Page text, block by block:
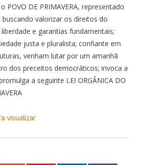
POVO DE PRIMAVERA, representado
valorizar os direitos do
e garantias fundamentais;
justa e pluralista; confiante em
venham lutar por um amanhã
dos preceitos democráticos; invoca a
a seguinte LEI ORGÂNICA DO
visualizar